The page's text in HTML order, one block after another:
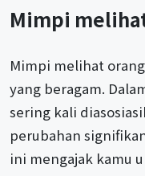
Mimpi
Mimpi melihat
yang beragam.
sering kali
perubahan
ini mengajak kamu